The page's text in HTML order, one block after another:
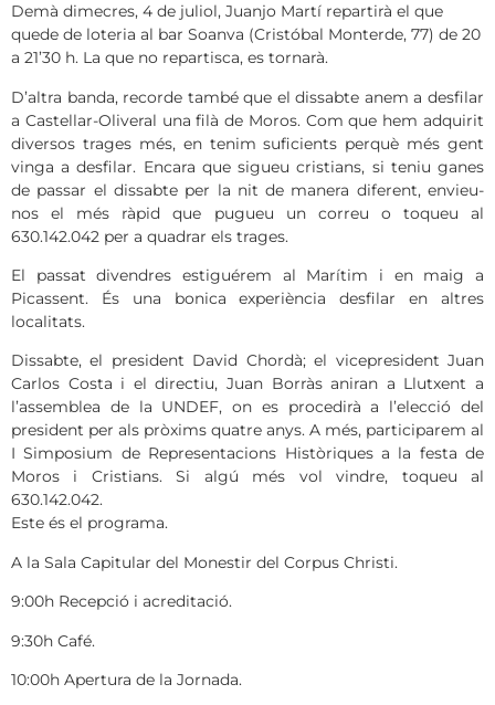
Demà dimecres, 4 de juliol, Juanjo Martí repartirà el que
quede de loteria al bar Soanva (Cristóbal Monterde, 77) de 20
a 21’30 h. La que no repartisca, es tornarà.
D’altra banda, recorde també que el dissabte anem a desfilar
a Castellar-Oliveral una filà de Moros. Com que hem adquirit
diversos trages més, en tenim suficients perquè més gent
vinga a desfilar. Encara que sigueu cristians, si teniu ganes
de passar el dissabte per la nit de manera diferent, envieu-
nos el més ràpid que pugueu un correu o toqueu al
630.142.042 per a quadrar els trages.
El passat divendres estiguérem al Marítim i en maig a
Picassent. És una bonica experiència desfilar en altres
localitats.
Dissabte, el president David Chordà; el vicepresident Juan
Carlos Costa i el directiu, Juan Borràs aniran a Llutxent a
l’assemblea de la UNDEF, on es procedirà a l’elecció del
president per als pròxims quatre anys. A més, participarem al
I Simposium de Representacions Històriques a la festa de
Moros i Cristians. Si algú més vol vindre, toqueu al
630.142.042.
Este és el programa.
A la Sala Capitular del Monestir del Corpus Christi.
9:00h Recepció i acreditació.
9:30h Café.
10:00h Apertura de la Jornada.